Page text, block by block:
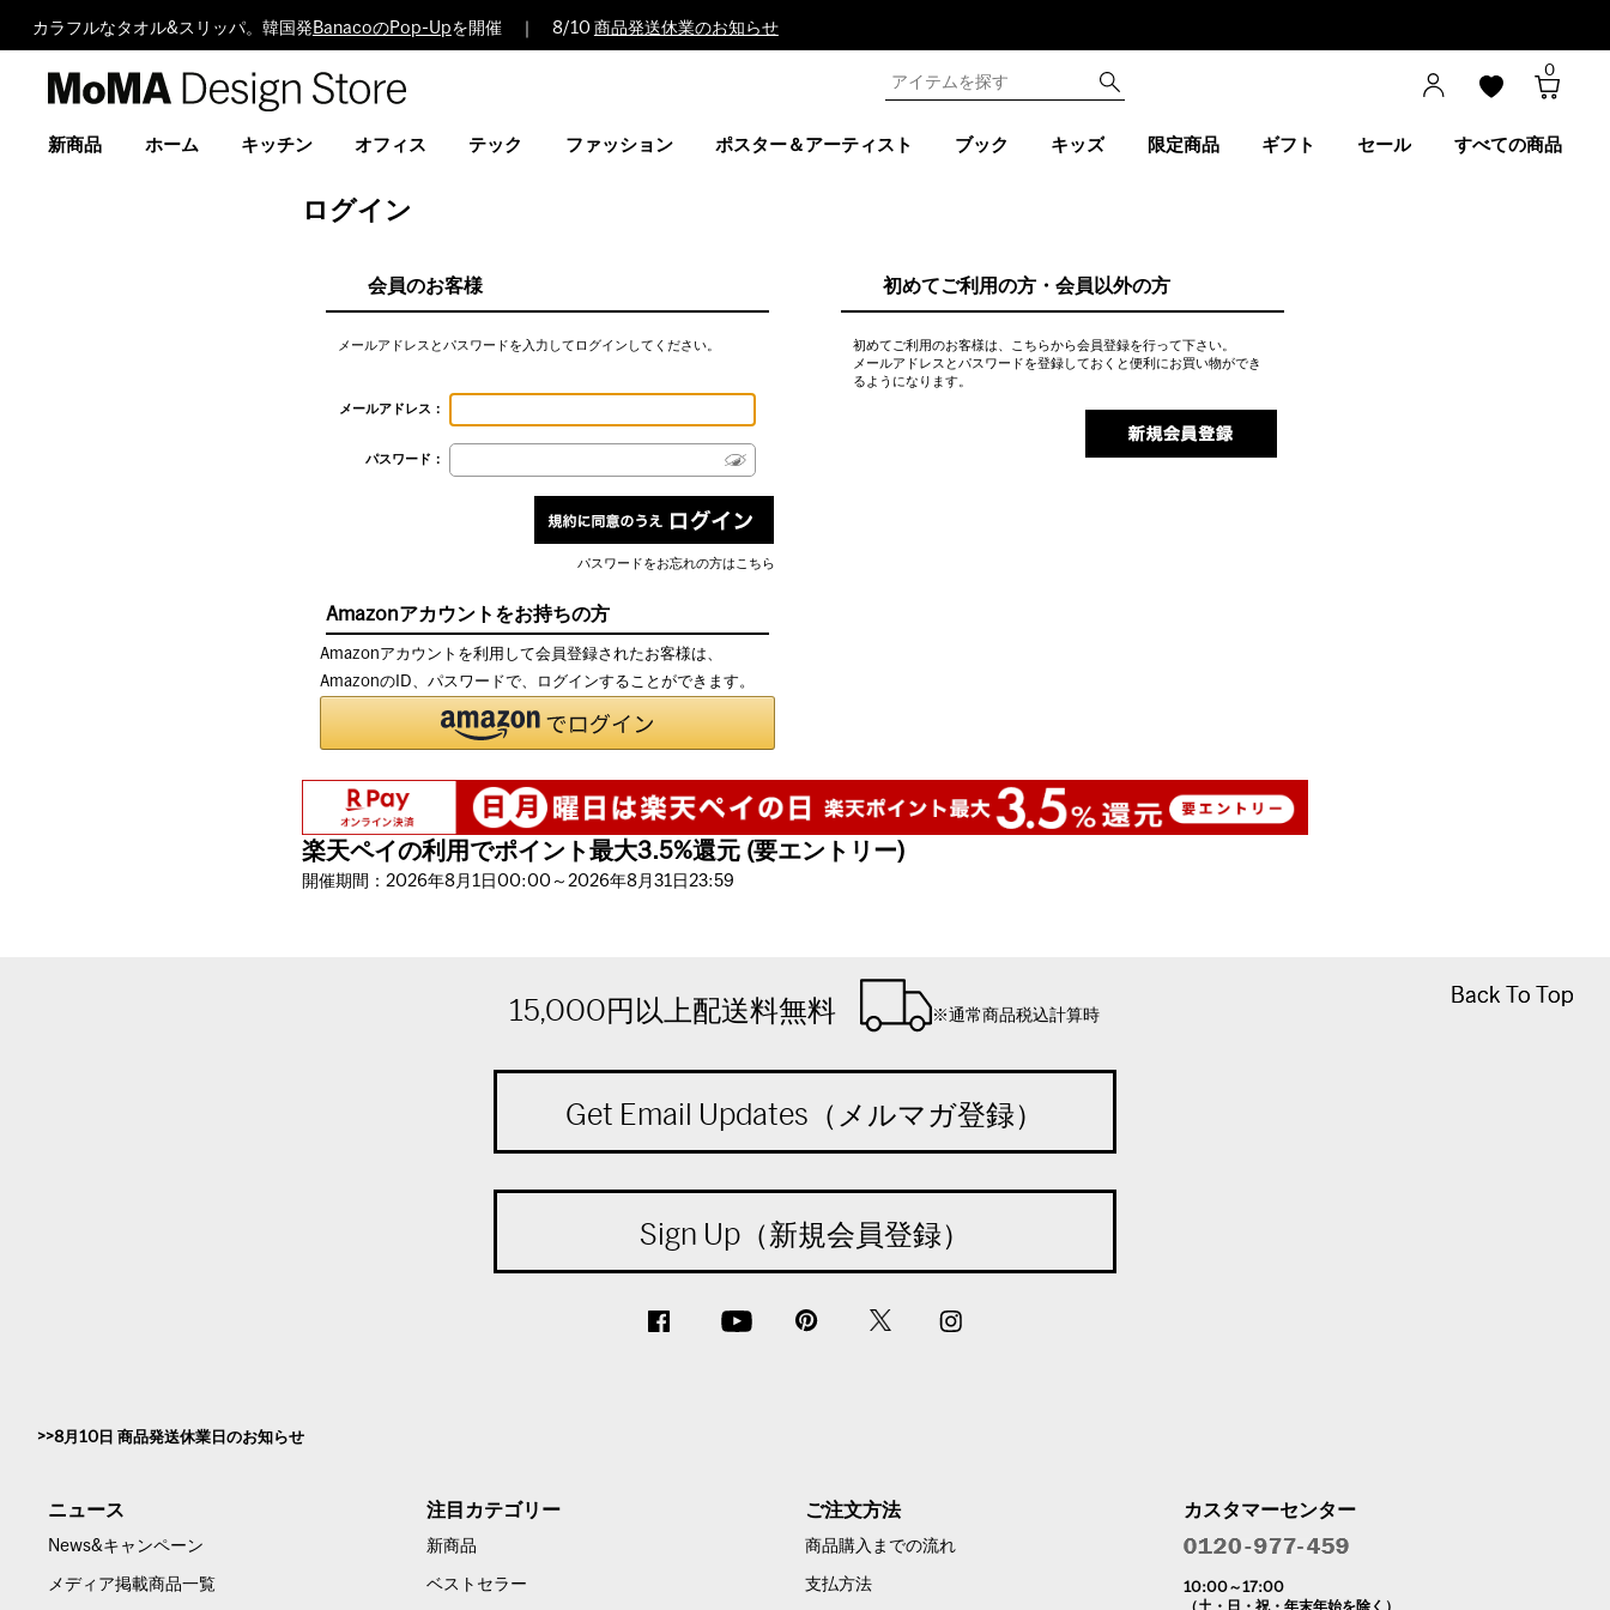
カラフルなタオル&スリッパ。韓国発 BanacoのPop-Upを開催 ｜ 8/10 商品発送休業のお知らせ
Design
0
新商品 ホーム キッチン オフィス テック ファッション ポスター＆アーティスト ブック キッズ 限定商品 ギフト セール すべての商品
ログイン
会員のお客様
メールアドレスとパスワードを入力してログインしてください。
メールアドレス：
パスワード：
パスワードをお忘れの方はこちら
初めてご利用の方・会員以外の方
初めてご利用のお客様は、こちらから会員登録を行って下さい。
メールアドレスとパスワードを登録しておくと便利にお買い物ができ
るようになります。
Amazonアカウントをお持ちの方
Amazonアカウントを利用して会員登録されたお客様は、
AmazonのID、パスワードで、ログインすることができます。
楽天ペイの利用でポイント最大3.5%還元 (要エントリー)
開催期間：2026年8月1日00:00～2026年8月31日23:59
Back To Top
Back To Top
15,000円以上配送料無料 ※通常商品税込計算時
Get Email Updates（メルマガ登録）
Sign Up（新規会員登録）
8月10日 商品発送休業日のお知らせ
ニュース
News&キャンペーン
メディア掲載商品一覧
注目カテゴリー
新商品
ベストセラー
ご注文方法
商品購入までの流れ
支払方法
カスタマーセンター
10:00～17:00
（土・日・祝・年末年始を除く）